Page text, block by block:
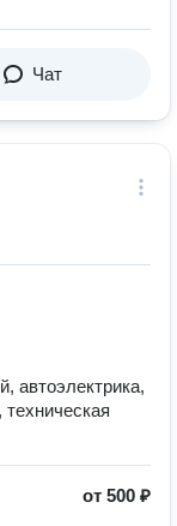
Чат
автоэлектрика,
от 500 ₽